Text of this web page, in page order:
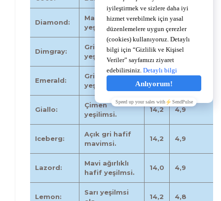
Diamond:
Mavi hafif
yeşil.
14,2 4,9
Dimgray:
Gri koyu
yeşilimsi.
14,0 4,8
Emerald:
Gri hafif
yeşilimsi.
Giallo:
Çimen
yeşilimsi.
14,2 4,9
Iceberg:
Açık gri hafif
mavimsi.
14,2 4,9
Lazord:
Mavi ağırlıklı
hafif yeşilmsi.
14,0 4,9
Lemon:
Sarı yeşilmsi
14,2 4,8